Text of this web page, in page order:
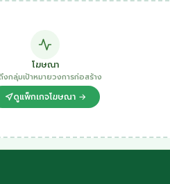
โฆษณา
งกลุ่มเป้าหมายวงการก่อสร้าง
ดูแพ็กเกจโฆษณา →